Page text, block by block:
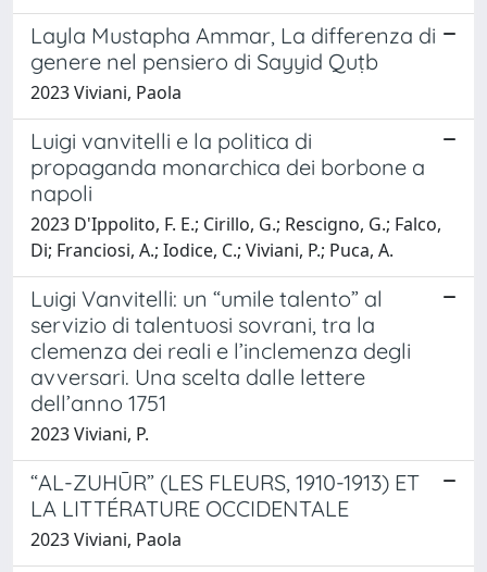
Layla Mustapha Ammar, La differenza di
genere nel pensiero di Sayyid Quṭb
2023 Viviani, Paola
Luigi vanvitelli e la politica di
propaganda monarchica dei borbone a
napoli
2023 D'Ippolito, F. E.; Cirillo, G.; Rescigno, G.; Falco,
Di; Franciosi, A.; Iodice, C.; Viviani, P.; Puca, A.
Luigi Vanvitelli: un “umile talento” al
servizio di talentuosi sovrani, tra la
clemenza dei reali e l’inclemenza degli
avversari. Una scelta dalle lettere
dell’anno 1751
2023 Viviani, P.
“AL-ZUHŪR” (LES FLEURS, 1910-1913) ET
LA LITTÉRATURE OCCIDENTALE
2023 Viviani, Paola